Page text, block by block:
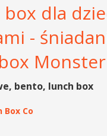
dla
-
bento, lunch box
Co